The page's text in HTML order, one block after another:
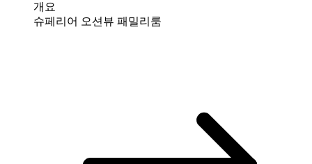
개요
슈페리어 오션뷰 패밀리룸